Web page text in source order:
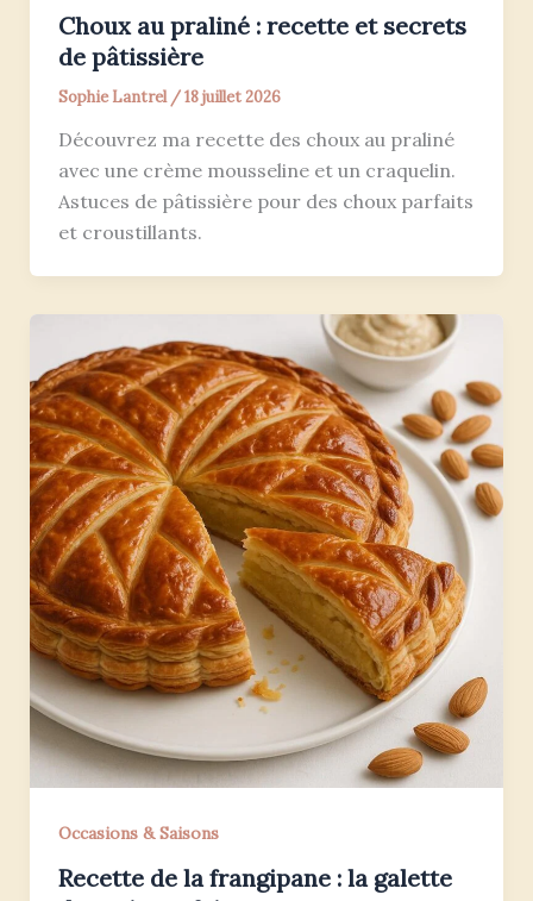
Choux au praliné : recette et secrets
de pâtissière
Sophie Lantrel /18 juillet 2026
Découvrez ma recette des choux au praliné
avec une crème mousseline et un craquelin.
Astuces de pâtissière pour des choux parfaits
et croustillants.
Occasions & Saisons
Recette de la frangipane : la galette